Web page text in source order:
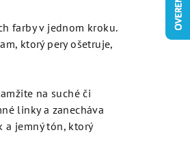
farby v jednom kroku.
ktorý pery ošetruje,
na suché či
linky a zanecháva
a jemný tón, ktorý